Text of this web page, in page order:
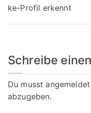
ke-Profil erkennt
Schreibe
Du musstangemeldet
abzugeben.